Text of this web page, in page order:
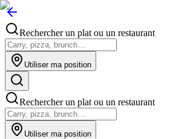
Rechercher un plat ou un restaurant
Utiliser ma position
Rechercher un plat ou un restaurant
Utiliser ma position